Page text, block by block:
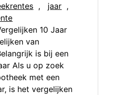
, jaar
10 Jaar
van
is bij een
Als u op zoek
met een
is het vergelijken